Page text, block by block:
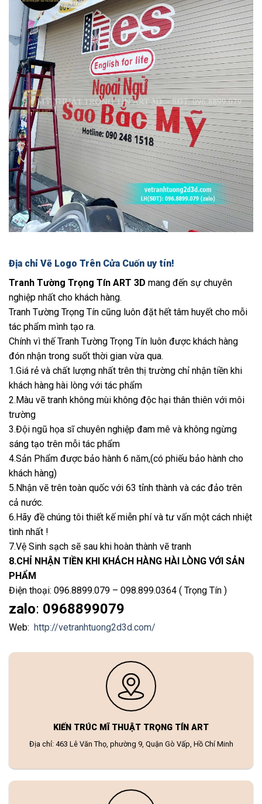
Địa chỉ Vẽ Logo Trên Cửa Cuốn uy tín!
Tranh Tường Trọng Tín ART 3D mang đến sự chuyên
nghiệp nhất cho khách hàng.
Tranh Tường Trọng Tín cũng luôn đặt hết tâm huyết cho mỗi
tác phẩm mình tạo ra.
Chính vì thế Tranh Tường Trọng Tín luôn được khách hàng
đón nhận trong suốt thời gian vừa qua.
1.Giá rẻ và chất lượng nhất trên thị trường chỉ nhận tiền khi
khách hàng hài lòng với tác phẩm
2.Màu vẽ tranh không mùi không độc hại thân thiên với môi
trường
3.Đội ngũ họa sĩ chuyên nghiệp đam mê và không ngừng
sáng tạo trên mỗi tác phẩm
4.Sản Phẩm được bảo hành 6 năm,(có phiếu bảo hành cho
khách hàng)
5.Nhận vẽ trên toàn quốc với 63 tỉnh thành và các đảo trên
cả nước.
6.Hãy đề chúng tôi thiết kế miễn phí và tư vấn một cách nhiệt
tình nhất !
7.Vệ Sinh sạch sẽ sau khi hoàn thành vẽ tranh
8.CHỈ NHẬN TIỀN KHI KHÁCH HÀNG HÀI LÒNG VỚI SẢN
PHẨM
Điện thoại: 096.8899.079 – 098.899.0364 ( Trọng Tín )
zalo: 0968899079
Web: http://vetranhtuong2d3d.com/
KIẾN TRÚC MĨ THUẬT TRỌNG TÍN ART
Địa chỉ: 463 Lê Văn Thọ, phường 9, Quận Gò Vấp, Hồ Chí Minh